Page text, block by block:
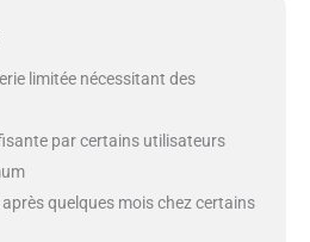
limitée nécessitant des
par certains utilisateurs
quelques mois chez certains